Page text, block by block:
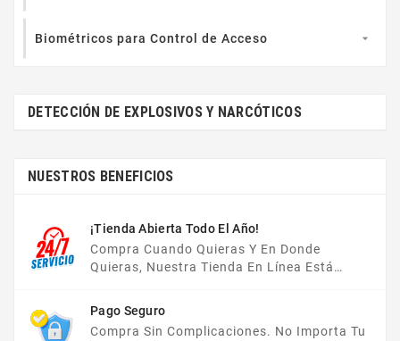
Biométricos para Control de Acceso 
DETECCIÓN DE EXPLOSIVOS Y NARCÓTICOS
NUESTROS BENEFICIOS
¡Tienda Abierta Todo El Año!
Compra Cuando Quieras Y En Donde
Quieras, Nuestra Tienda En Línea Está
Pago Seguro
Compra Sin Complicaciones. No Importa Tu